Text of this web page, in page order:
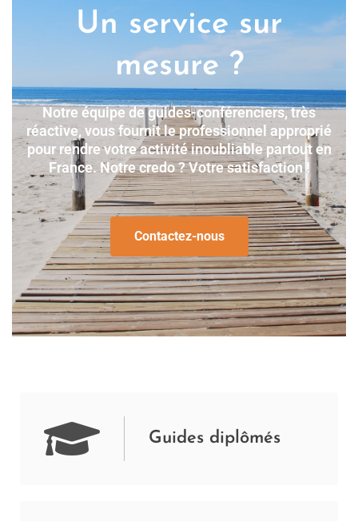
Un service sur
mesure ?
Notre équipe de guides-conférenciers, très
réactive, vous fournit le professionnel approprié
pour rendre votre activité inoubliable partout en
France. Notre credo ? Votre satisfaction !
Contactez-nous
Guides diplômés